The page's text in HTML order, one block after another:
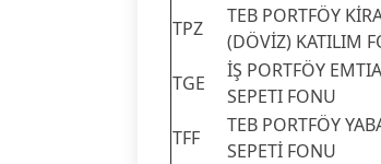
TPZ
TEB PORTFÖY
(DÖVİZ) KATILIM
TGE
İŞ PORTFÖY
SEPETI FONU
TFF
TEB PORTFÖY
SEPETİ FONU